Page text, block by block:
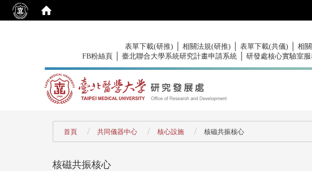
表單下載(研推) 相關法規(研推) 表單下載(共儀) 相
FB粉絲頁 臺北聯合大學系統研究計畫申請系統 研發處核心實驗室
首頁 共同儀器中心 核心設施 核磁共振核心
核磁共振核心